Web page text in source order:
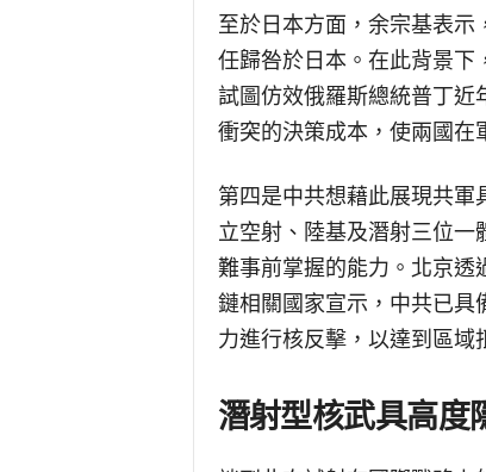
至於日本方面，余宗基表示
任歸咎於日本。在此背景下
試圖仿效俄羅斯總統普丁近
衝突的決策成本，使兩國在
第四是中共想藉此展現共軍
立空射、陸基及潛射三位一
難事前掌握的能力。北京透
鏈相關國家宣示，中共已具
力進行核反擊，以達到區域
潛射型核武具高度